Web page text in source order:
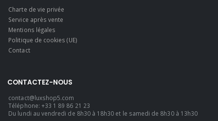
Charte de vie privée
Service après vente
Mentions légales
Politique de cookies (UE)
Contact
CONTACTEZ-NOUS
contact@luxshop5.com
Téléphone: +33 1 89 86 21 23
Du lundi au vendredi de 8h30 à 18h30 et le samedi de 8h30 à 13h30